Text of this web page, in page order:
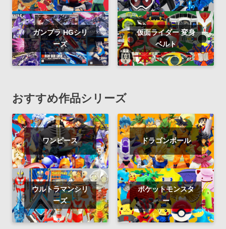
ガンプラ HGシリ
ーズ
仮面ライダー 変身
ベルト
おすすめ作品シリーズ
ワンピース ドラゴンボール
ウルトラマンシリ
ーズ
ポケットモンスタ
ー